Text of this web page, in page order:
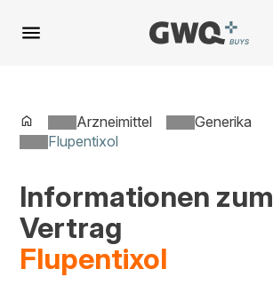
Spring
zu
Arzneimittel
Generika
Flupentixol
Informationen zum
Vertrag
Flupentixol